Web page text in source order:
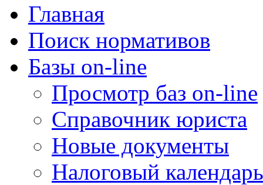
Главная
Поиск нормативов
Базы on-line
Просмотр баз on-line
Справочник юриста
Новые документы
Налоговый календарь